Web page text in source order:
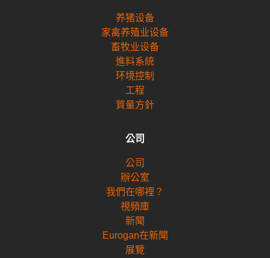
养猪设备
家禽养殖业设备
畜牧业设备
進料系統
环境控制
工程
質量方針
公司
公司
辦公室
我們在哪裡？
視頻庫
新聞
Eurogan在新聞
展覽